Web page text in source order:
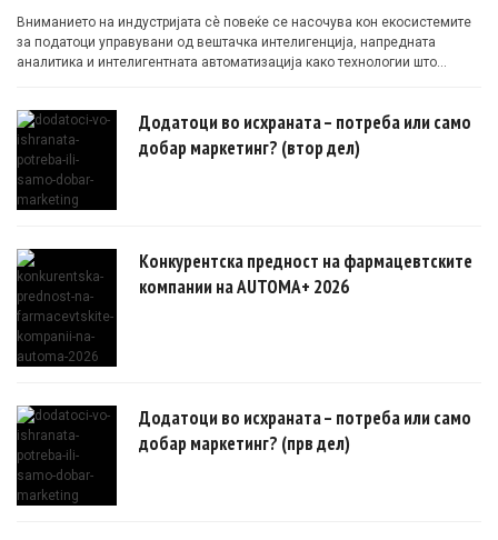
Вниманието на индустријата сè повеќе се насочува кон екосистемите
за податоци управувани од вештачка интелигенција, напредната
аналитика и интелигентната автоматизација како технологии што
Додатоци во исхраната – потреба или само
добар маркетинг? (втор дел)
Конкурентска предност на фармацевтските
компании на AUTOMA+ 2026
Додатоци во исхраната – потреба или само
добар маркетинг? (прв дел)